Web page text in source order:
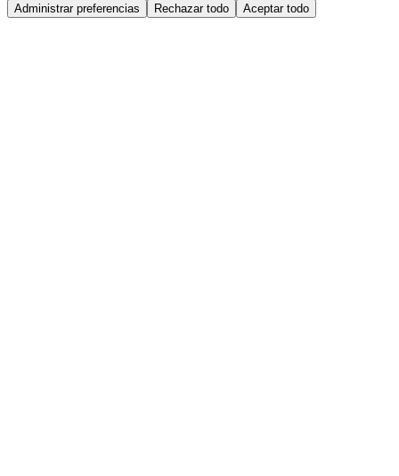
Administrar preferencias Rechazar todo Aceptar todo